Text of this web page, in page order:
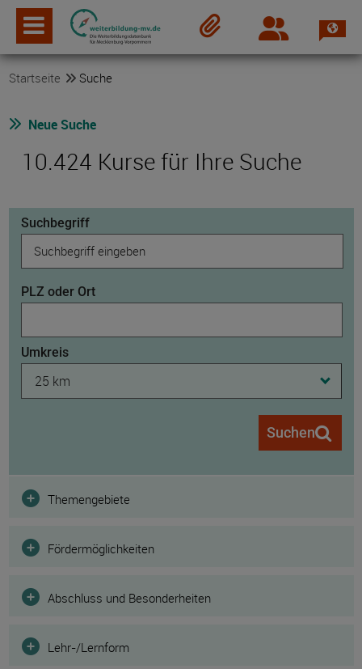
Login
Startseite Suche
Neue Suche
10.424 Kurse für Ihre Suche
Suchbegriff
PLZ oder Ort
Umkreis
25 km
Suchen
Filter
Themengebiete
Fördermöglichkeiten
Abschluss und Besonderheiten
Lehr-/Lernform